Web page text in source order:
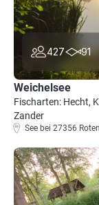
427 91
Weichelsee
Fischarten: Hecht,
Zander
See bei 27356